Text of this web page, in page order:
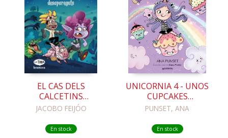
EL CAS DELS
CALCETINS
DESAPAREGUTS
JACOBO FEIJÓO
En stock
UNICORNIA 4 - UNOS
CUPCAKES
INCREÍBLES
PUNSET, ANA
En stock